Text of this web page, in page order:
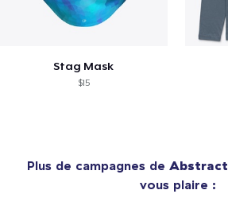
Stag Mask
$15
Plus de campagnes de Abstract
vous plaire :